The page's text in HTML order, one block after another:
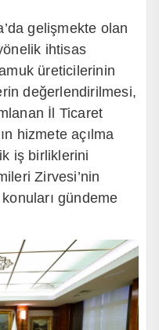
gelişmekte olan
ihtisas
üreticilerinin
değerlendirilmesi,
İl Ticaret
hizmete açılma
iş birliklerini
Zirvesi’nin
gündeme